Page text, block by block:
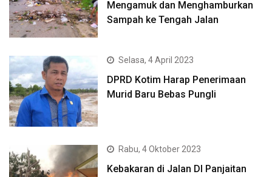
Mengamuk dan Menghamburkan
Sampah ke Tengah Jalan
Selasa, 4 April 2023
DPRD Kotim Harap Penerimaan
Murid Baru Bebas Pungli
Rabu, 4 Oktober 2023
Kebakaran di Jalan DI Panjaitan